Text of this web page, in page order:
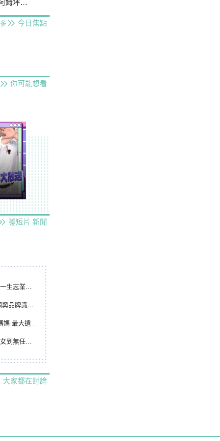
隧道
今日焦點
你可能想看
噓短片 新聞
點亮KANO精神
誌重磅啟用
憾無緣大聯盟
判人生國際發光
大家都在討論